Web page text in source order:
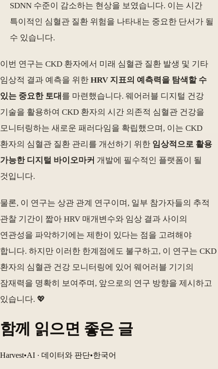
SDNN 수준이 감소하는 현상을 보였습니다. 이는 시간
특이적인 심혈관 질환 위험을 나타내는 중요한 단서가 될
수 있습니다.
이번 연구는 CKD 환자에서 미래 심혈관 질환 발생 및 기타
임상적 결과 예측을 위한 HRV 지표의 예측력을 탐색할 수
있는 중요한 토대 를 마련했습니다. 웨어러블 디지털 건강
기술을 활용하여 CKD 환자의 시간 의존적 심혈관 건강을
모니터링하는 새로운 패러다임을 확립했으며, 이는 CKD
환자의 심혈관 질환 관리를 개선하기 위한 임상적으로 활용
가능한 디지털 바이오마커 개발에 필수적인 플랫폼이 될
것입니다.
물론, 이 연구는 상관 관계 연구이며, 일부 참가자들의 추적
관찰 기간이 짧아 HRV 매개변수와 임상 결과 사이의
연관성을 파악하기에는 제한이 있다는 점을 고려해야
합니다. 하지만 이러한 한계점에도 불구하고, 이 연구는 CKD
환자의 심혈관 건강 모니터링에 있어 웨어러블 기기의
잠재력을 명확히 보여주며, 앞으로의 연구 방향을 제시하고
있습니다. 💖
함께 읽으면 좋은 글
Harvest•AI · 데이터와 판단•한국어